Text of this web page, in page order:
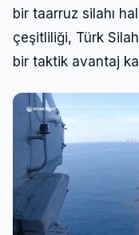
bir taarruz silahı
çeşitliliği, Türk
bir taktik avantaj